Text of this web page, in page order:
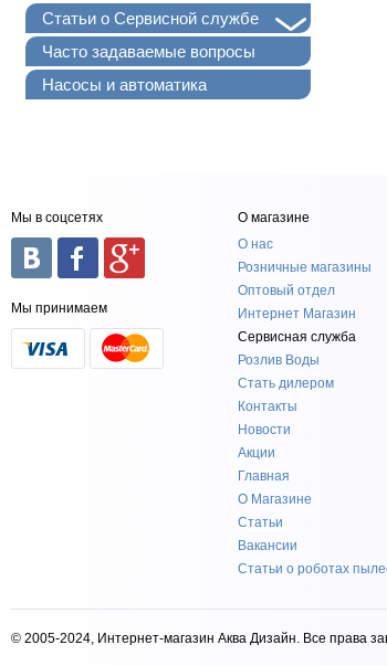
+
Статьи о Сервисной службе
Часто задаваемые вопросы
Насосы и автоматика
Мы в соцсетях
Мы принимаем
О магазине
О нас
Розничные магазины
Оптовый отдел
Интернет Магазин
Сервисная служба
Розлив Воды
Стать дилером
Контакты
Новости
Акции
Главная
О Магазине
Статьи
Вакансии
Статьи о роботах
© 2005-2024, Интернет-магазин Аква Дизайн. Все права